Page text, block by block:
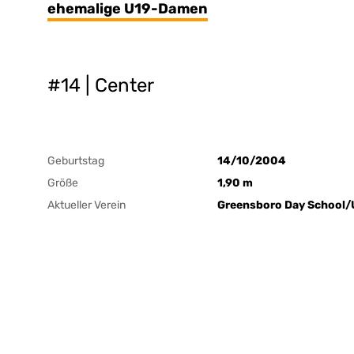
ehemalige U19-Damen
#14 | Center
Geburtstag
14/10/2004
Größe
1,90 m
Aktueller Verein
Greensboro Day School/